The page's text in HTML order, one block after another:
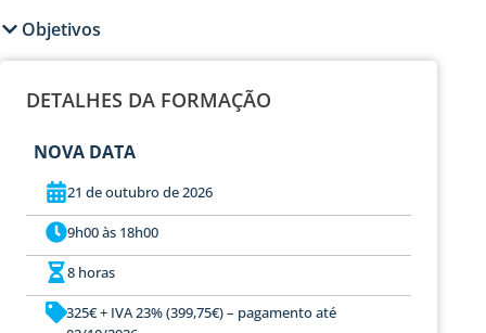
Objetivos
DETALHES DA FORMAÇÃO
NOVA DATA
21 de outubro de 2026
9h00 às 18h00
8 horas
325€ + IVA 23% (399,75€) – pagamento até